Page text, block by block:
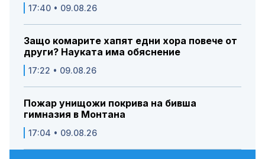
17:40 • 09.08.26
Защо комарите хапят едни хора повече от
други? Науката има обяснение
17:22 • 09.08.26
Пожар унищожи покрива на бивша
гимназия в Монтана
17:04 • 09.08.26